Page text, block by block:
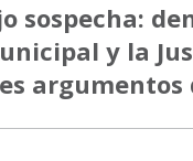
sospecha:
y la
argumentos